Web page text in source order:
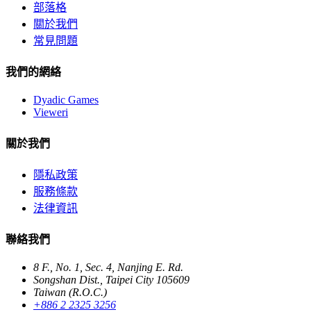
部落格
關於我們
常見問題
我們的網絡
Dyadic Games
Vieweri
關於我們
隱私政策
服務條款
法律資訊
聯絡我們
8 F., No. 1, Sec. 4, Nanjing E. Rd.
Songshan Dist., Taipei City 105609
Taiwan (R.O.C.)
+886 2 2325 3256